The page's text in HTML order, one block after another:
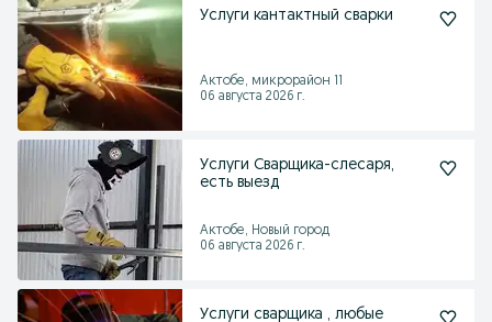
Услуги кантактный сварки
Актобе, микрорайон 11
06 августа 2026 г.
Услуги Сварщика-слесаря,
есть выезд
Актобе, Новый город
06 августа 2026 г.
Услуги сварщика , любые